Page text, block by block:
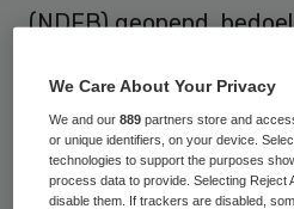
(NDFB) geopend,
De eerste ‘poepbank’
bedoeld voor mensen
darmaandoeningen,
We Care About Your Privacy
We and our889 partners store and
or unique identifiers, on your device.
technologies to support the purposes
process data to provide. Selecting Reject
disable them. If trackers are disabled,